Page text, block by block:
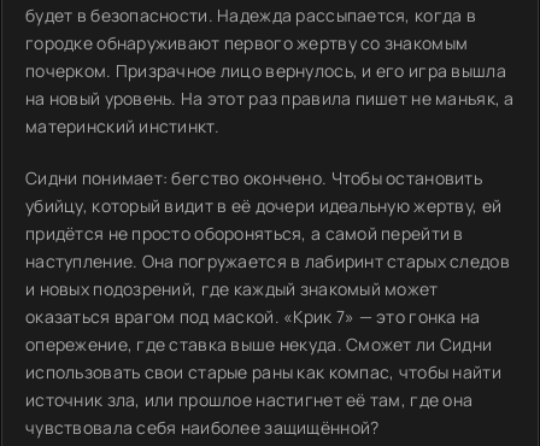
будет в безопасности. Надежда рассыпается, когда в
городке обнаруживают первого жертву со знакомым
почерком. Призрачное лицо вернулось, и его игра вышла
на новый уровень. На этот раз правила пишет не маньяк, а
материнский инстинкт.
Сидни понимает: бегство окончено. Чтобы остановить
убийцу, который видит в её дочери идеальную жертву, ей
придётся не просто обороняться, а самой перейти в
наступление. Она погружается в лабиринт старых следов
и новых подозрений, где каждый знакомый может
оказаться врагом под маской. «Крик 7» — это гонка на
опережение, где ставка выше некуда. Сможет ли Сидни
использовать свои старые раны как компас, чтобы найти
источник зла, или прошлое настигнет её там, где она
чувствовала себя наиболее защищённой?